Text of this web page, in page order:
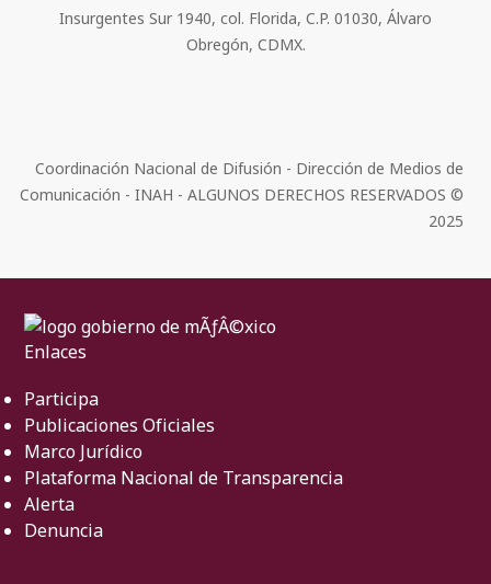
Insurgentes Sur 1940, col. Florida, C.P. 01030, Álvaro
Obregón, CDMX.
Coordinación Nacional de Difusión - Dirección de Medios de
Comunicación - INAH - ALGUNOS DERECHOS RESERVADOS ©
2025
Enlaces
Participa
Publicaciones Oficiales
Marco Jurídico
Plataforma Nacional de Transparencia
Alerta
Denuncia